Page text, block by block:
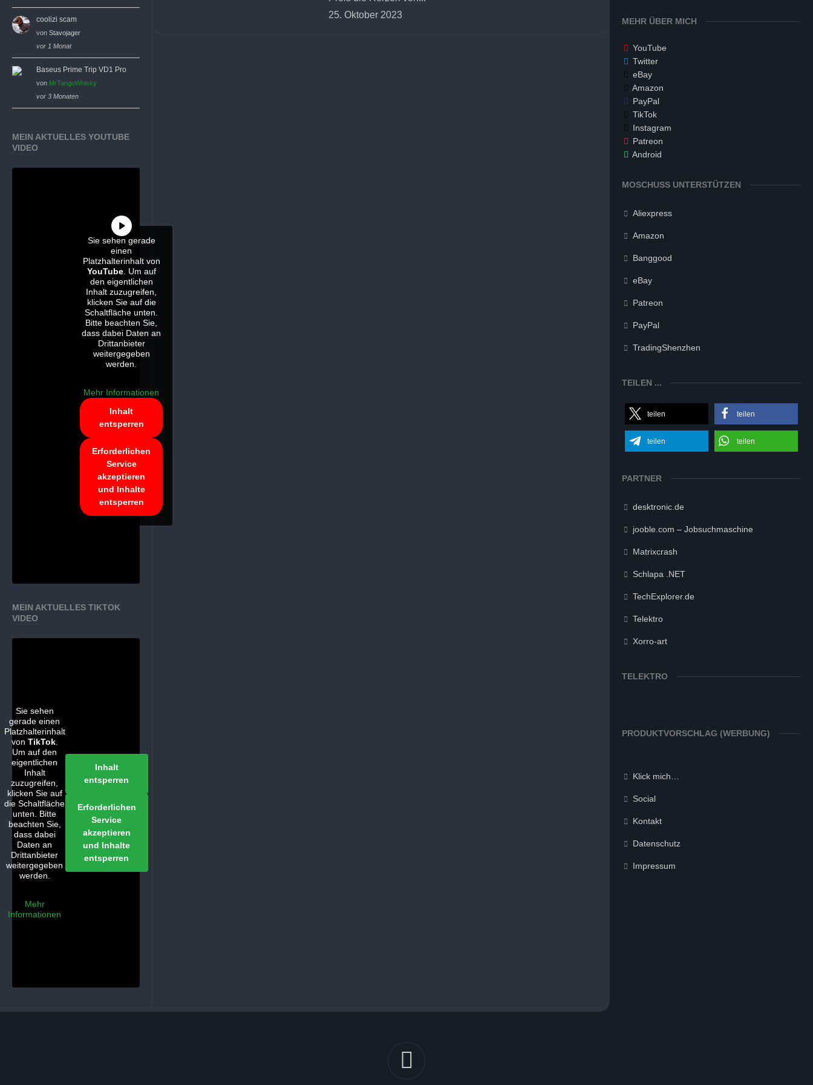
coolizi scam
von Stavojager
vor 1 Monat
Baseus Prime Trip VD1 Pro
von MrTangoWhisky
vor 3 Monaten
MEIN AKTUELLES YOUTUBE
VIDEO
Sie sehen gerade
einen
Platzhalterinhalt von
YouTube. Um auf
den eigentlichen
Inhalt zuzugreifen,
klicken Sie auf die
Schaltfläche unten.
Bitte beachten Sie,
dass dabei Daten an
Drittanbieter
weitergegeben
werden.
Mehr Informationen
Inhalt
entsperren
Erforderlichen
Service
akzeptieren
und Inhalte
entsperren
MEIN AKTUELLES TIKTOK
VIDEO
Sie sehen
gerade einen
Platzhalterinhalt
von TikTok.
Um auf den
eigentlichen
Inhalt
zuzugreifen,
klicken Sie auf
die Schaltfläche
unten. Bitte
beachten Sie,
dass dabei
Daten an
Drittanbieter
weitergegeben
werden.
Mehr
Informationen
Inhalt
entsperren
Erforderlichen
Service
akzeptieren
und Inhalte
entsperren
25. Oktober 2023
MEHR ÜBER MICH
YouTube
Twitter
eBay
Amazon
PayPal
TikTok
Instagram
Patreon
Android
MOSCHUSS UNTERSTÜTZEN
Aliexpress
Amazon
Banggood
eBay
Patreon
PayPal
TradingShenzhen
TEILEN ...
teilen teilen
teilen teilen
PARTNER
desktronic.de
jooble.com – Jobsuchmaschine
Matrixcrash
Schlapa .NET
TechExplorer.de
Telektro
Xorro-art
TELEKTRO
PRODUKTVORSCHLAG (WERBUNG)
Klick mich…
Social
Kontakt
Datenschutz
Impressum